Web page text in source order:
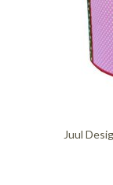
Juul